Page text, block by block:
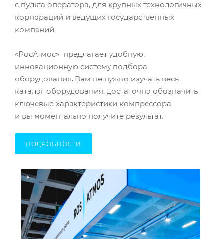
с пульта оператора, для крупных технологичных
корпораций и ведущих государственных
компаний.
«РосАтмос» предлагает удобную,
инновационную систему подбора
оборудования. Вам не нужно изучать весь
каталог оборудования, достаточно обозначить
ключевые характеристики компрессора
и вы моментально получите результат.
ПОДРОБНОСТИ